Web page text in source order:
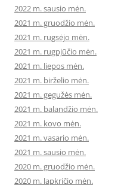
2022 m. sausio mėn.
2021 m. gruodžio mėn.
2021 m. rugsėjo mėn.
2021 m. rugpjūčio mėn.
2021 m. liepos mėn.
2021 m. birželio mėn.
2021 m. gegužės mėn.
2021 m. balandžio mėn.
2021 m. kovo mėn.
2021 m. vasario mėn.
2021 m. sausio mėn.
2020 m. gruodžio mėn.
2020 m. lapkričio mėn.